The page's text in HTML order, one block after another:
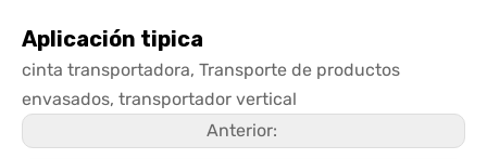
Aplicación tipica
cinta transportadora, Transporte de productos
envasados, transportador vertical
Anterior: